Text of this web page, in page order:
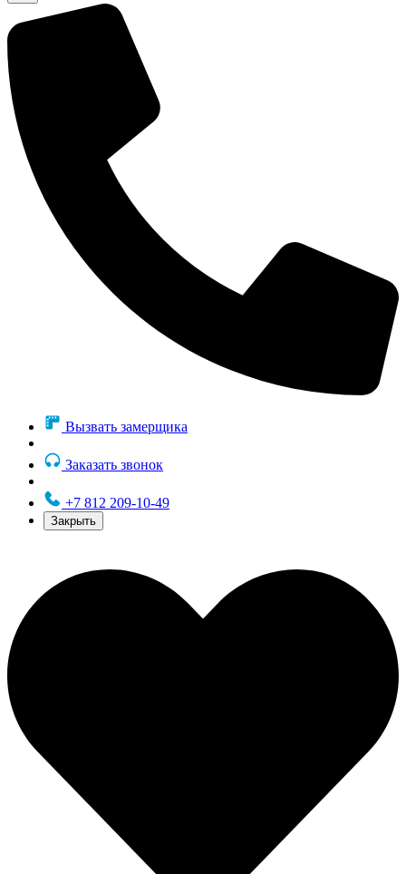
Вызвать замерщика
Заказать звонок
+7 812 209-10-49
Закрыть